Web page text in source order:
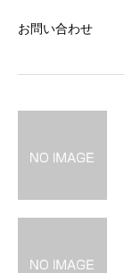
お問い合わせ